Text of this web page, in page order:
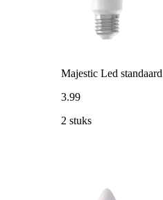
Majestic Led
3.99
2 stuks